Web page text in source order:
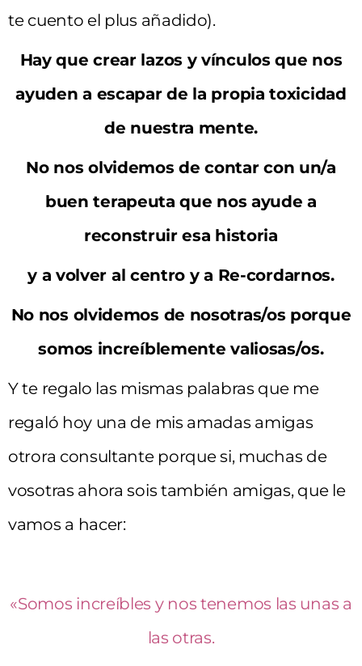
te cuento el plus añadido).
Hay que crear lazos y vínculos que nos
ayuden a escapar de la propia toxicidad
de nuestra mente.
No nos olvidemos de contar con un/a
buen terapeuta que nos ayude a
reconstruir esa historia
y a volver al centro y a Re-cordarnos.
No nos olvidemos de nosotras/os porque
somos increíblemente valiosas/os.
Y te regalo las mismas palabras que me
regaló hoy una de mis amadas amigas
otrora consultante porque si, muchas de
vosotras ahora sois también amigas, que le
vamos a hacer:
«Somos increíbles y nos tenemos las unas a
las otras.